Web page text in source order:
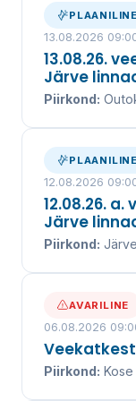
PLAANILINE
13.08.2026
13.08.26.
Järve
Piirkond:
PLAANILINE
12.08.2026
12.08.26.
Järve
Piirkond:
AVARILINE
06.08.2026
Piirkond: